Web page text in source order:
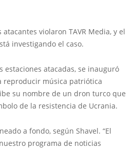
violaron TAVR Media, y el
investigando el caso.
estaciones atacadas, se inauguró
reproducir música patriótica
su nombre de un dron turco que
de la resistencia de Ucrania.
a fondo, según Shavel. “El
programa de noticias